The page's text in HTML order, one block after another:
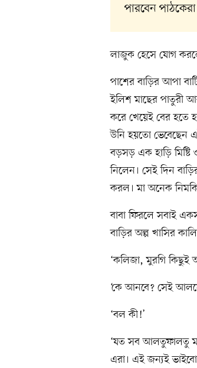
পারবেন
লাজুক হেসে যোগ
পাশের বাড়ির আপা
ইলিশ মাছের পাতুরী
করে খেয়েই বের হতে
উনি হয়তো ভেবেছেন
বড়সড় এক হাড়ি মিষ্টি
নিলেন। সেই দিন
করল। মা অনেক নিমকি
বাবা ফিরলে সবাই
বাড়ির অল্প খাসির
‘কলিজা, মুরগি কিছুই
‘কে আনবে? সেই
‘বল কী!’
‘যত সব আলতুফালতু
এরা। এই জন্যই